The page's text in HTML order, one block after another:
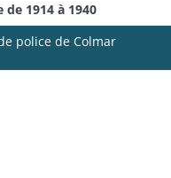
1914 à 1940
police de Colmar